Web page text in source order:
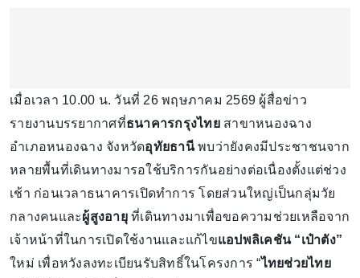
เมื่อเวลา 10.00 น. วันที่ 26 พฤษภาคม 2569 ผู้สื่อข่าว
รายงานบรรยากาศที่ธนาคารกรุงไทย สาขาหนองฉาง
อำเภอหนองฉาง จังหวัดอุทัยธานีพบว่ายังคงมีประชาชนจาก
หลายพื้นที่เดินทางมารอใช้บริการกันอย่างต่อเนื่องตั้งแต่ช่วง
เช้า ก่อนเวลาธนาคารเปิดทำการ โดยส่วนใหญ่เป็นกลุ่มวัย
กลางคนและผู้สูงอายุที่เดินทางมาเพื่อขอความช่วยเหลือจาก
เจ้าหน้าที่ในการเปิดใช้งานและแก้ไขแอปพลิเคชัน “เป๋าตัง”
ใหม่ เพื่อหวังลงทะเบียนรับสิทธิ์ในโครงการ “ไทยช่วยไทย